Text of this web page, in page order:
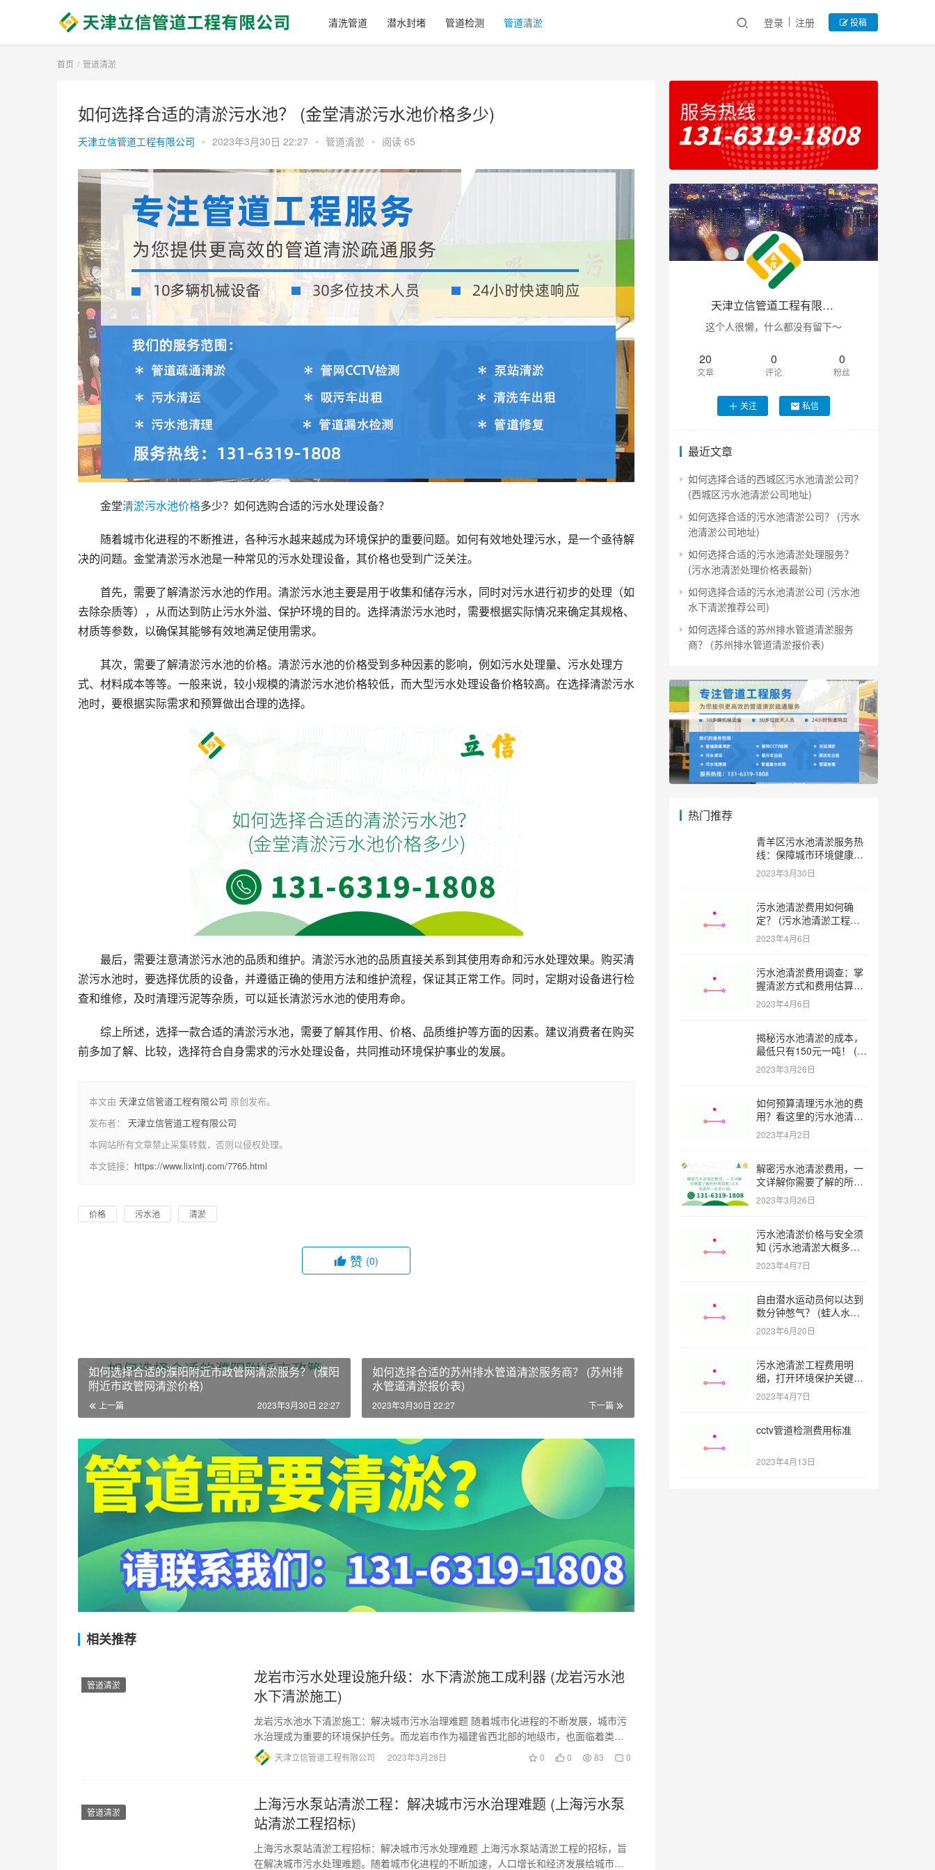
清洗管道 潜水封堵 管道检测 管道清淤 登录 注册 投稿
首页 管道清淤
如何选择合适的清淤污水池？ (金堂清淤污水池价格多少)
天津立信管道工程有限公司 • 2023年3月30日 22:27 • 管道清淤 • 阅读 65
金堂清淤污水池价格多少？如何选购合适的污水处理设备？
随着城市化进程的不断推进，各种污水越来越成为环境保护的重要问题。如何有效地处理污水，是一个亟待解
决的问题。金堂清淤污水池是一种常见的污水处理设备，其价格也受到广泛关注。
首先，需要了解清淤污水池的作用。清淤污水池主要是用于收集和储存污水，同时对污水进行初步的处理（如
去除杂质等），从而达到防止污水外溢、保护环境的目的。选择清淤污水池时，需要根据实际情况来确定其规格、
材质等参数，以确保其能够有效地满足使用需求。
其次，需要了解清淤污水池的价格。清淤污水池的价格受到多种因素的影响，例如污水处理量、污水处理方
式、材料成本等等。一般来说，较小规模的清淤污水池价格较低，而大型污水处理设备价格较高。在选择清淤污水
池时，要根据实际需求和预算做出合理的选择。
最后，需要注意清淤污水池的品质和维护。清淤污水池的品质直接关系到其使用寿命和污水处理效果。购买清
淤污水池时，要选择优质的设备，并遵循正确的使用方法和维护流程，保证其正常工作。同时，定期对设备进行检
查和维修，及时清理污泥等杂质，可以延长清淤污水池的使用寿命。
综上所述，选择一款合适的清淤污水池，需要了解其作用、价格、品质维护等方面的因素。建议消费者在购买
前多加了解、比较，选择符合自身需求的污水处理设备，共同推动环境保护事业的发展。
本文由 天津立信管道工程有限公司 原创发布。
发布者： 天津立信管道工程有限公司
本网站所有文章禁止采集转载，否则以侵权处理。
本文链接： https://www.lixintj.com/7765.html
价格 污水池 清淤
赞 (0)
如何选择合适的濮阳附近市政管网清淤服务？ (濮阳
附近市政管网清淤价格)
上一篇 2023年3月30日 22:27
如何选择合适的苏州排水管道清淤服务商？ (苏州排
水管道清淤报价表)
下一篇
2023年3月30日 22:27
相关推荐
管道清淤
龙岩市污水处理设施升级：水下清淤施工成利器 (龙岩污水池
水下清淤施工)
龙岩污水池水下清淤施工：解决城市污水治理难题 随着城市化进程的不断发展，城市污
水治理成为重要的环境保护任务。而龙岩市作为福建省西北部的地级市，也面临着类似
的问题。为了解决这一难题，…
天津立信管道工程有限公司 2023年3月28日 0 0 83 0
管道清淤
上海污水泵站清淤工程：解决城市污水治理难题 (上海污水泵
站清淤工程招标)
上海污水泵站清淤工程招标：解决城市污水处理难题 上海污水泵站清淤工程的招标，旨
在解决城市污水处理难题。随着城市化进程的不断加速，人口增长和经济发展给城市环
天津立信管道工程有限公司
这个人很懒，什么都没有留下～
20
文章
0
评论
0
粉丝
关注 私信
最近文章
如何选择合适的西城区污水池清淤公司？
(西城区污水池清淤公司地址)
如何选择合适的污水池清淤公司？ (污水
池清淤公司地址)
如何选择合适的污水池清淤处理服务？
(污水池清淤处理价格表最新)
如何选择合适的污水池清淤公司 (污水池
水下清淤推荐公司)
如何选择合适的苏州排水管道清淤服务
商？ (苏州排水管道清淤报价表)
热门推荐
青羊区污水池清淤服务热
线：保障城市环境健康和
可持续发展。 (青羊区污
水池清淤服务热线)
2023年3月30日
污水池清淤费用如何确
定？ (污水池清淤工程价
格多少)
2023年4月6日
污水池清淤费用调查：掌
握清淤方式和费用估算技
巧 (污水池清淤多少钱一
方米)
2023年4月6日
揭秘污水池清淤的成本，
最低只有150元一吨！ (污
水池清淤一米多少钱一吨)
2023年3月26日
如何预算清理污水池的费
用？看这里的污水池清淤
工程报价表范本！ (污水
池清淤工程报价表范本)
2023年4月2日
解密污水池清淤费用，一
文详解你需要了解的所有
因素 (污水池清淤一米多
少钱)
2023年3月26日
污水池清淤价格与安全须
知 (污水池清淤大概多少
一方)
2023年4月7日
自由潜水运动员何以达到
数分钟憋气？ (蛙人水下
憋气最长多久)
2023年6月20日
污水池清淤工程费用明
细，打开环境保护关键之
门 (污水池清淤工程报价
明细)
2023年4月7日
cctv管道检测费用标准
2023年4月13日